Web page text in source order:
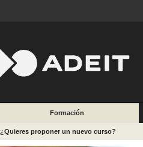
Formación
¿Quieres proponer un nuevo curso?